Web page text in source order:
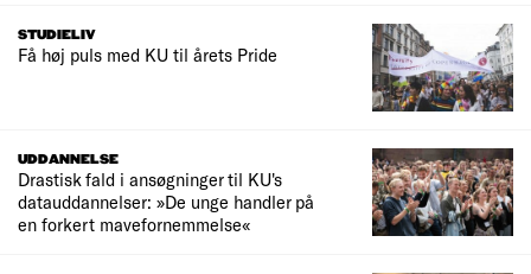
STUDIELIV
Få høj puls med KU til årets Pride
UDDANNELSE
Drastisk fald i ansøgninger til KU's
datauddannelser: »De unge handler på
en forkert mavefornemmelse«